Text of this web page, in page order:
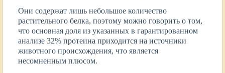
Они содержат лишь небольшое количество
растительного белка, поэтому можно говорить о том,
что основная доля из указанных в гарантированном
анализе 32% протеина приходится на источники
животного происхождения, что является
несомненным плюсом.